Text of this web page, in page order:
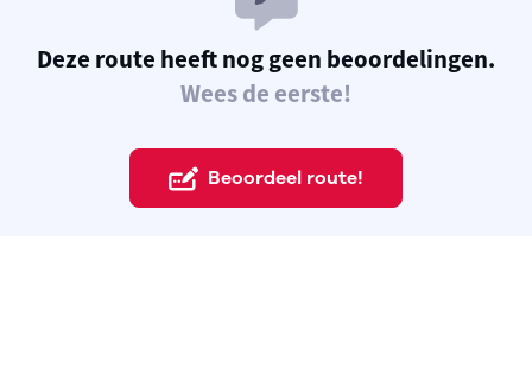
Deze route heeft nog geen beoordelingen.
Wees de eerste!
Beoordeel route!